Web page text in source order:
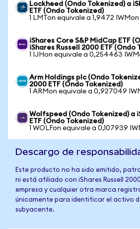
Lockheed (Ondo Tokenized) a
ETF (Ondo Tokenized)
1 LMTon equivale a 1,9472 IWMon
iShares Core S&P MidCap ETF
iShares Russell 2000 ETF (Ondo
1 IJHon equivale a 0,254463
Arm Holdings plc (Ondo
2000 ETF (Ondo Tokenized)
1 ARMon equivale a 0,927049
Wolfspeed (Ondo Tokenized) a
ETF (Ondo Tokenized)
1 WOLFon equivale a 0,107939
Descargo de
Este producto no ha sido emitido,
ni está afiliado con iShares Russell
empresa y cualquier otra marca
únicamente para identificar el activo
subyacente.